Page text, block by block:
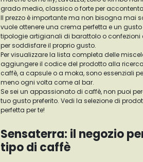
grado medio, classico o forte per
Il prezzo è importante ma non bisogna mai
vuole ottenere una crema perfetta e un
tipologie artigianali di barattolo o
per soddisfare il proprio gusto.
Per visualizzare la lista completa delle
aggiungere il codice del prodotto alla
caffè, a capsule o a moka, sono essenziali
meno ogni volta come al bar.
Se sei un appassionato di caffè, non puoi
tuo gusto preferito. Vedi la selezione di
perfetta per te!
Sensaterra: il negozio
tipo di caffè